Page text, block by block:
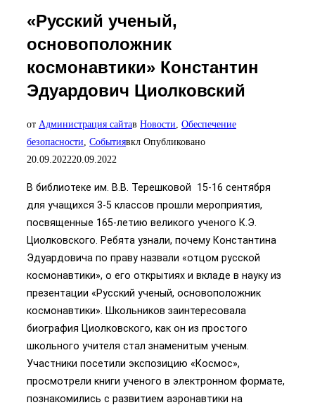
«Русский ученый,
основоположник
космонавтики» Константин
Эдуардович Циолковский
от Администрация сайтав Новости, Обеспечение
безопасности, Событиявкл Опубликовано
20.09.202220.09.2022
В библиотеке им. В.В. Терешковой 15-16 сентября
для учащихся 3-5 классов прошли мероприятия,
посвященные 165-летию великого ученого К.Э.
Циолковского. Ребята узнали, почему Константина
Эдуардовича по праву назвали «отцом русской
космонавтики», о его открытиях и вкладе в науку из
презентации «Русский ученый, основоположник
космонавтики». Школьников заинтересовала
биография Циолковского, как он из простого
школьного учителя стал знаменитым ученым.
Участники посетили экспозицию «Космос»,
просмотрели книги ученого в электронном формате,
познакомились с развитием аэронавтики на